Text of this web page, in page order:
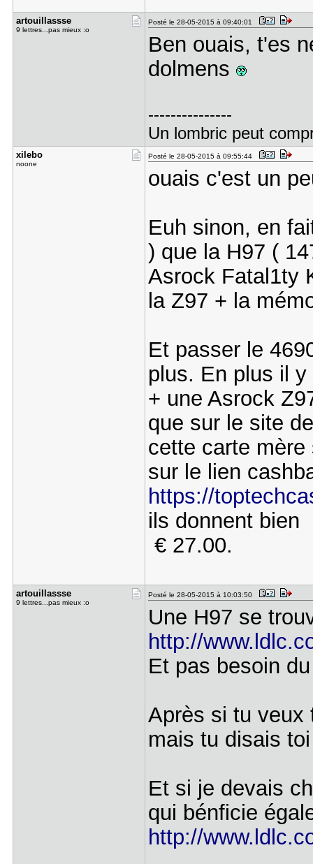
artouillas​sse
9 lettres...pas mieux :o
Posté le 28-05-2015 à 09:40:01
Ben ouais, t'es
dolmens
---------------
Un lombric peut
xilebo
noone
Posté le 28-05-2015 à 09:55:44
ouais c'est un
Euh sinon, en
) que la H97 (
Asrock Fatal1ty
la Z97 + la
Et passer le
plus. En plus il
+ une Asrock
que sur le site
cette carte
sur le lien
https://
ils donnent
€ 27.00.
artouillas​sse
9 lettres...pas mieux :o
Posté le 28-05-2015 à 10:03:50
Une H97 se
http://
Et pas besoin
Après si tu veux
mais tu disais
Et si je devais
qui bénficie
http://